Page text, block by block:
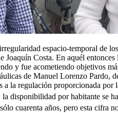
espacio-temporal de
Joaquín Costa. En aquél
y fue acometiendo objetivos
de Manuel Lorenzo Pardo,
la regulación proporcionada
disponibilidad por habitante se
cuarenta años, pero esta cifra